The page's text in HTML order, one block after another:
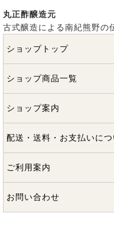
丸正酢醸造元
古式醸造による南紀熊野の
ショップトップ
ショップ商品一覧
ショップ案内
配送・送料・お支払いにつ
ご利用案内
お問い合わせ